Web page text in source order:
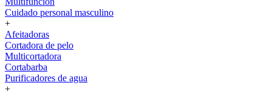
Cuidado personal masculino
+
Afeitadoras
Cortadora de pelo
Multicortadora
Cortabarba
Purificadores de agua
+